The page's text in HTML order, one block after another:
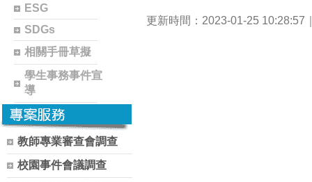
ESG
SDGs
相關手冊草擬
學生事務事件宣
導
教師專業審查會調查
校園事件會議調查
更新時間：2023-01-25 10:28:57